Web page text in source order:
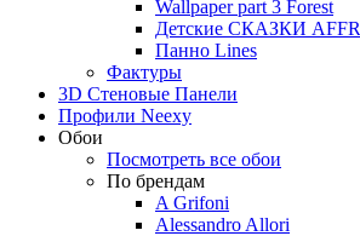
Wallpaper part 3 Forest
Детские СКАЗКИ
Панно Lines
Фактуры
3D Стеновые Панели
Профили Neexy
Обои
Посмотреть все обои
По брендам
A Grifoni
Alessandro Allori